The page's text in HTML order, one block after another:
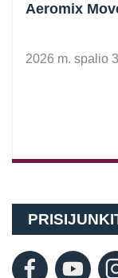
Aeromix
2026 m. spalio